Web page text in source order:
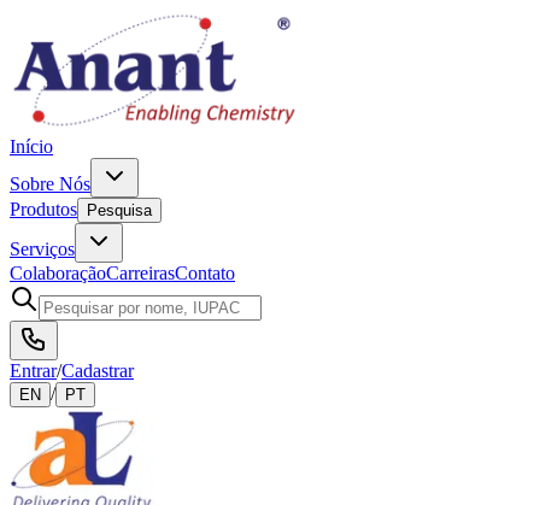
Início
Sobre Nós
Produtos
Pesquisa
Serviços
ColaboraçãoCarreirasContato
Entrar/Cadastrar
EN / PT